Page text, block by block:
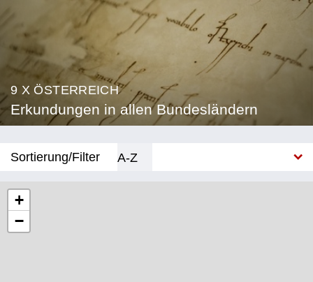
9 X ÖSTERREICH
Erkundungen in allen Bundesländern
Sortierung/Filter
A-Z
+
−